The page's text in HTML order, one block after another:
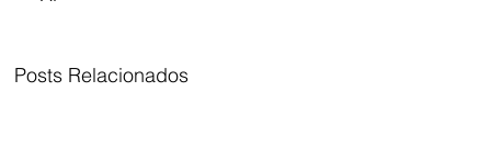
Posts Relacionados